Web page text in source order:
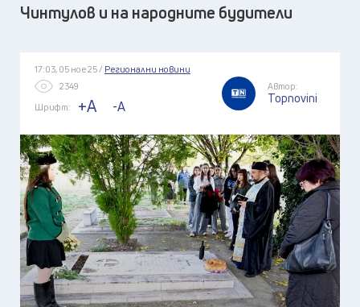
Чинтулов и на народните будители
17:03, 05 ное 25 / Регионални новини
2349
Шрифт:
+A -A
Автор:
Topnovini